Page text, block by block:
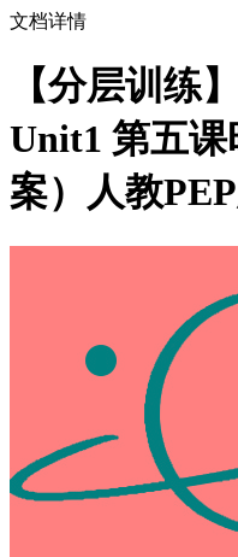
文档详情
【分层训练
Unit1 第五
案）人教